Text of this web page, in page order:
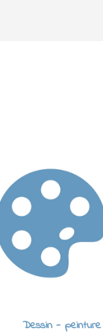
Dessin - peinture